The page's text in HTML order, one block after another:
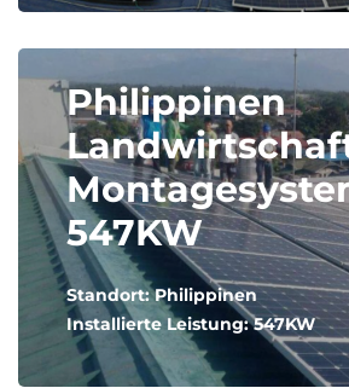
Philippinen
547KW
Standort: Philippinen
Installierte Leistung: 547KW